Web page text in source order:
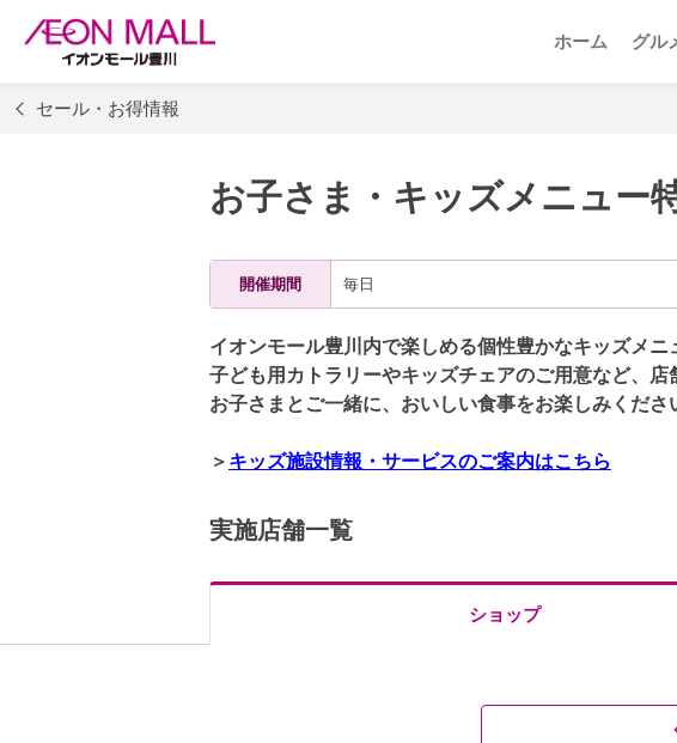
ホーム グル
セール・お得情報
お子さま・キッズメニュー
開催期間 毎日
イオンモール豊川内で楽しめる個性豊かなキッズメニ
子ども用カトラリーやキッズチェアのご用意など、店
お子さまとご一緒に、おいしい食事をお楽しみくださ
＞ キッズ施設情報・サービスのご案内はこちら
実施店舗一覧
ショップ